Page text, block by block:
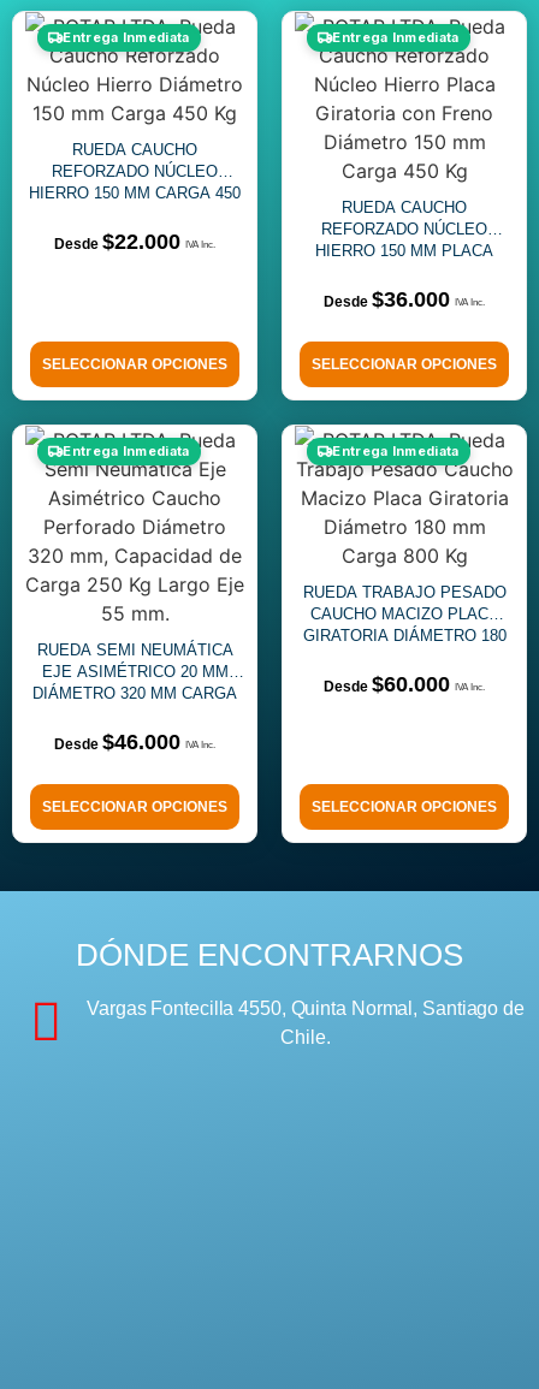
Entrega Inmediata
RUEDA CAUCHO
REFORZADO NÚCLEO
HIERRO 150 MM CARGA 450
$22.000
SELECCIONAR OPCIONES
Entrega Inmediata
RUEDA CAUCHO
REFORZADO NÚCLEO
HIERRO 150 MM PLACA
$36.000
SELECCIONAR OPCIONES
Entrega Inmediata
RUEDA SEMI NEUMÁTICA
EJE ASIMÉTRICO 20 MM
DIÁMETRO 320 MM CARGA
$46.000
SELECCIONAR OPCIONES
Entrega Inmediata
RUEDA TRABAJO PESADO
CAUCHO MACIZO PLACA
GIRATORIA DIÁMETRO 180
$60.000
SELECCIONAR OPCIONES
DÓNDE ENCONTRARNOS
Vargas Fontecilla 4550, Quinta Normal, Santiago de
Chile.